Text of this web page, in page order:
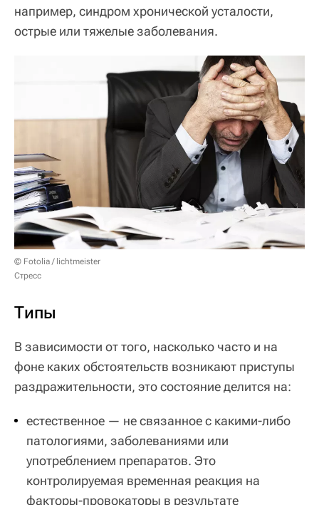
например, синдром хронической усталости,
острые или тяжелые заболевания.
© Fotolia / lichtmeister
Стресс
Типы
В зависимости от того, насколько часто и на
фоне каких обстоятельств возникают приступы
раздражительности, это состояние делится на:
естественное — не связанное с какими-либо
патологиями, заболеваниями или
употреблением препаратов. Это
контролируемая временная реакция на
факторы-провокаторы в результате